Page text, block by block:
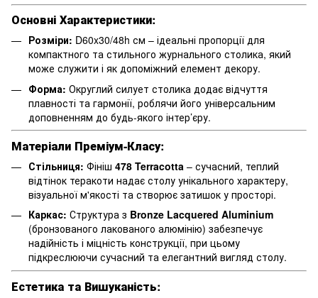
Основні Характеристики:
Розміри: D60x30/48h см – ідеальні пропорції для
компактного та стильного журнального столика, який
може служити і як допоміжний елемент декору.
Форма: Округлий силует столика додає відчуття
плавності та гармонії, роблячи його універсальним
доповненням до будь-якого інтер’єру.
Матеріали Преміум-Класу:
Стільниця: Фініш 478 Terracotta – сучасний, теплий
відтінок теракоти надає столу унікального характеру,
візуальної м'якості та створює затишок у просторі.
Каркас: Структура з Bronze Lacquered Aluminium
(бронзованого лакованого алюмінію) забезпечує
надійність і міцність конструкції, при цьому
підкреслюючи сучасний та елегантний вигляд столу.
Естетика та Вишуканість: